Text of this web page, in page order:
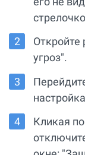
Откройте
угроз".
Кликая